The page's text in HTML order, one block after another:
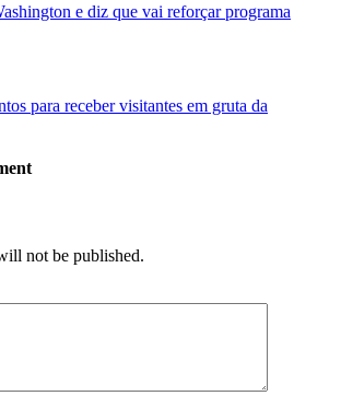
e diz que vai reforçar programa
para receber visitantes em gruta da
not be published.